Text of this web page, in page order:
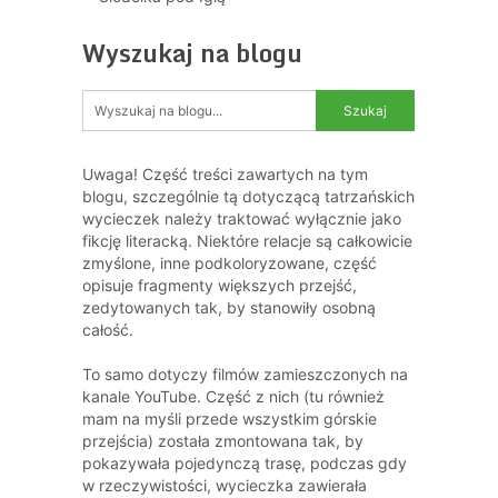
Wyszukaj na blogu
Uwaga! Część treści zawartych na tym
blogu, szczególnie tą dotyczącą tatrzańskich
wycieczek należy traktować wyłącznie jako
fikcję literacką. Niektóre relacje są całkowicie
zmyślone, inne podkoloryzowane, część
opisuje fragmenty większych przejść,
zedytowanych tak, by stanowiły osobną
całość.
To samo dotyczy filmów zamieszczonych na
kanale YouTube. Część z nich (tu również
mam na myśli przede wszystkim górskie
przejścia) została zmontowana tak, by
pokazywała pojedynczą trasę, podczas gdy
w rzeczywistości, wycieczka zawierała